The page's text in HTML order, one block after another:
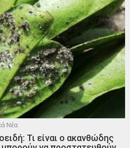
Νέα
Τι είναι ο ακανθώδης